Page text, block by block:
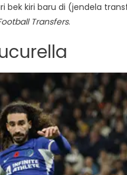
bek kiri baru di (jendela
Transfers.